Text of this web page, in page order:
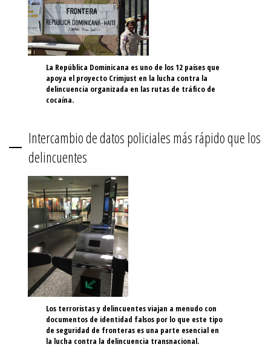
La República Dominicana es uno de los 12 países que
apoya el proyecto Crimjust en la lucha contra la
delincuencia organizada en las rutas de tráfico de
cocaína.
Intercambio de datos policiales más rápido que los
delincuentes
Los terroristas y delincuentes viajan a menudo con
documentos de identidad falsos por lo que este tipo
de seguridad de fronteras es una parte esencial en
la lucha contra la delincuencia transnacional.